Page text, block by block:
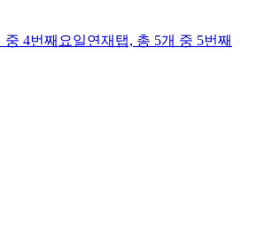
중 4번째 요일연재 탭, 총 5개 중 5번째